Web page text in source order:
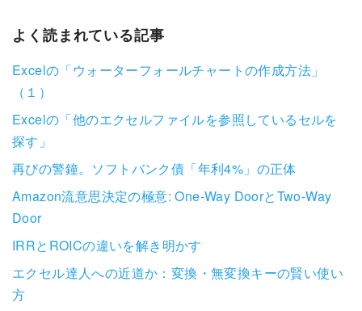
よく読まれている記事
Excelの「ウォーターフォールチャートの作成方法」
（１）
Excelの「他のエクセルファイルを参照しているセルを
探す」
再びの警鐘。ソフトバンク債「年利4%」の正体
Amazon流意思決定の極意: One-Way DoorとTwo-Way
Door
IRRとROICの違いを解き明かす
エクセル達人への近道か：変換・無変換キーの賢い使い
方